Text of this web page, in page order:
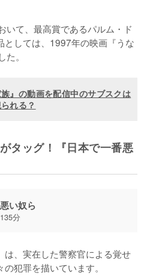
いて、最高賞であるパルム・ド
としては、1997年の映画『うな
。
』の動画を配信中のサブスクは
れる？
タッグ！『日本で一番悪
い奴ら
分
、実在した警察官による覚せ
犯罪を描いています。